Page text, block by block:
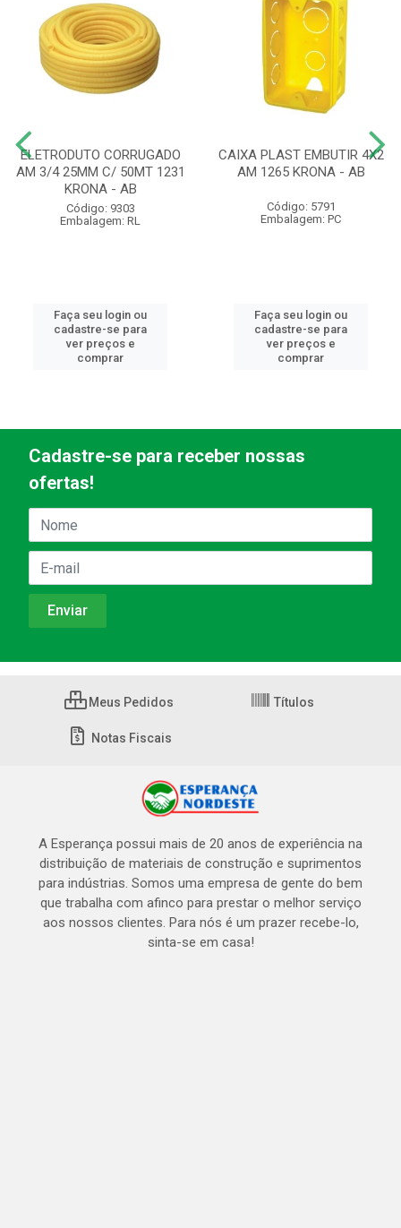
ELETRODUTO CORRUGADO
AM 3/4 25MM C/ 50MT 1231
KRONA - AB
Código: 9303
Embalagem: RL
Faça seu login ou
cadastre-se para
ver preços e
comprar
CAIXA PLAST EMBUTIR 4X2
AM 1265 KRONA - AB
Código: 5791
Embalagem: PC
Faça seu login ou
cadastre-se para
ver preços e
comprar
Cadastre-se para receber nossas
ofertas!
Meus Pedidos Títulos
Notas Fiscais
A Esperança possui mais de 20 anos de experiência na
distribuição de materiais de construção e suprimentos
para indústrias. Somos uma empresa de gente do bem
que trabalha com afinco para prestar o melhor serviço
aos nossos clientes. Para nós é um prazer recebe-lo,
sinta-se em casa!